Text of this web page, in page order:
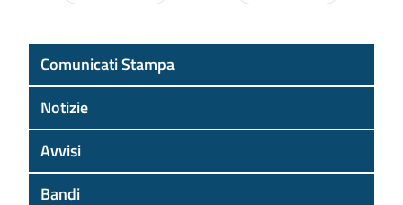
Comunicati Stampa
Notizie
Avvisi
Bandi